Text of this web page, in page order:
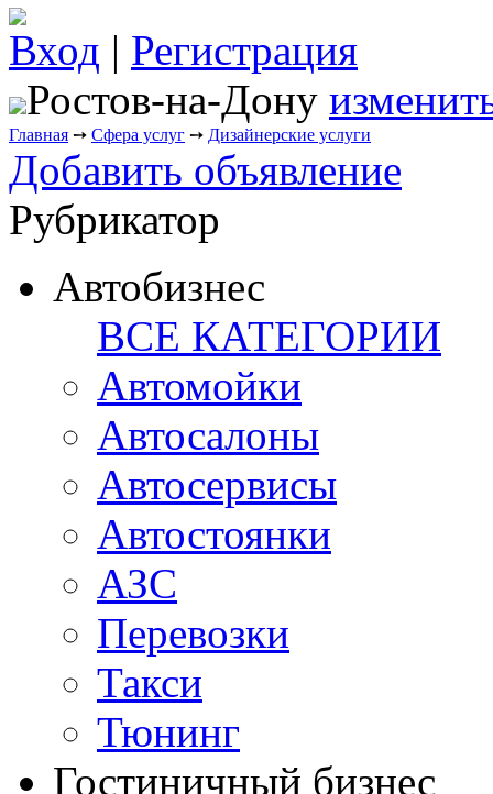
Вход | Регистрация
Ростов-на-Дону
Главная ➙ Сфера услуг ➙ Дизайнерские услуги
Добавить объявление
Рубрикатор
Автобизнес
ВСЕ КАТЕГОРИИ
Автомойки
Автосалоны
Автосервисы
Автостоянки
АЗС
Перевозки
Такси
Тюнинг
Гостиничный бизнес